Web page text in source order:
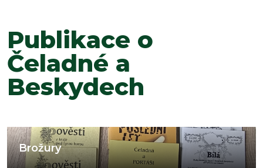
Publikace o
Čeladné a
Beskydech
Brožury